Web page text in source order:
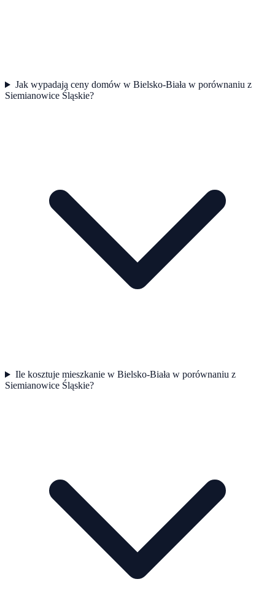
Jak wypadają ceny domów w Bielsko-Biała w porównaniu z
Siemianowice Śląskie?
Ile kosztuje mieszkanie w Bielsko-Biała w porównaniu z
Siemianowice Śląskie?